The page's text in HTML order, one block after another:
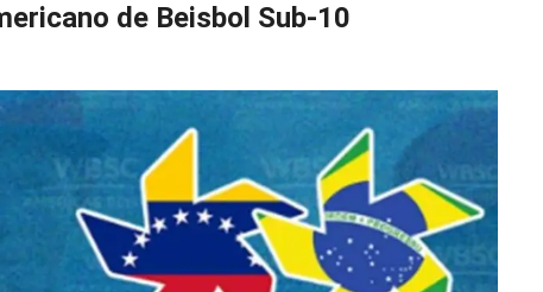
de Beisbol Sub-10